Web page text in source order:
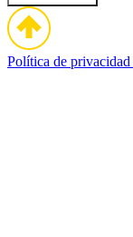
Política de privacidad